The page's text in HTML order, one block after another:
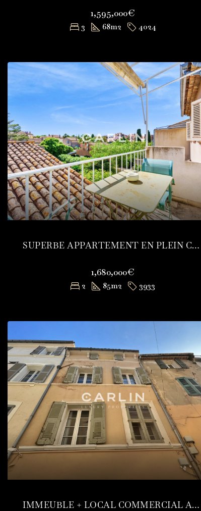
1,595,000€
3 68m2 4024
SUPERBE APPARTEMENT EN PLEIN COEUR DE SAINT-TROPEZ
1,680,000€
2 85m2 3933
IMMEUBLE + LOCAL COMMERCIAL AU CŒUR DE SAINT-TROPEZ